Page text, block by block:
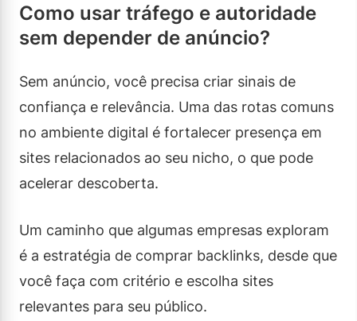
Como usar tráfego e autoridade
sem depender de anúncio?
Sem anúncio, você precisa criar sinais de
confiança e relevância. Uma das rotas comuns
no ambiente digital é fortalecer presença em
sites relacionados ao seu nicho, o que pode
acelerar descoberta.
Um caminho que algumas empresas exploram
é a estratégia de comprar backlinks, desde que
você faça com critério e escolha sites
relevantes para seu público.